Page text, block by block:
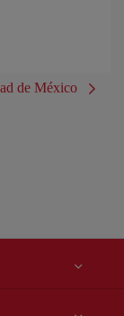
de México